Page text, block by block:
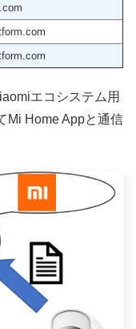
エコシステム用
Mi Home Appと通信